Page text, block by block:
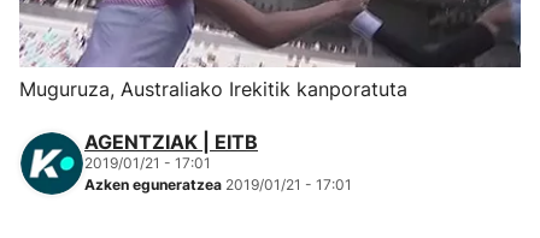
Herri-kirolak
Eskubaloia
Kirolak 360
Muguruza, Australiako Irekitik kanporatuta
AGENTZIAK | EITB
2019/01/21 - 17:01
Azken eguneratzea 2019/01/21 - 17:01